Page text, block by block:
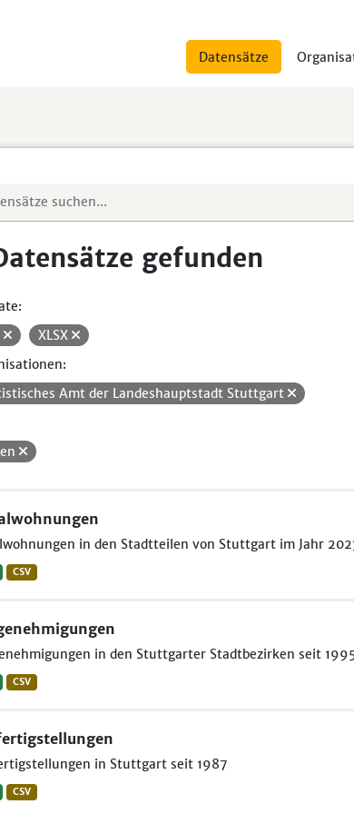
Datensätze
gefunden
XLSX
Amt der Landeshauptstadt Stuttgart
in den Stadtteilen von Stuttgart im Jahr
CSV
in den Stuttgarter Stadtbezirken seit
CSV
in Stuttgart seit 1987
CSV